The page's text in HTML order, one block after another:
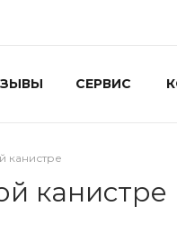
СЕРВИС
канистре
канистре